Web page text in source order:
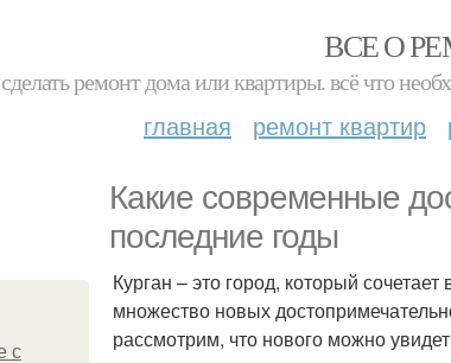
ВСЕ О
ремонт дома или квартиры. всё что
главная ремонт квартир
Какие современные
последние годы
с
Курган – это город, который
множество новых
рассмотрим, что нового можно